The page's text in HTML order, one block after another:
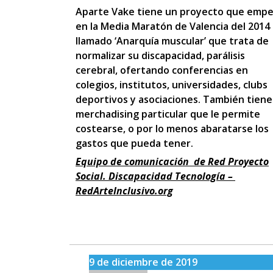
Aparte Vake tiene un proyecto que
en la Media Maratón de Valencia del 2014
llamado ‘Anarquía muscular’ que trata de
normalizar su discapacidad, parálisis
cerebral, ofertando conferencias en
colegios, institutos, universidades, clubs
deportivos y asociaciones. También
merchadising particular que le permite
costearse, o por lo menos abaratarse los
gastos que pueda tener.
Equipo de comunicación de Red Proyecto
Social. Discapacidad Tecnología –
RedArteInclusivo.org
9 de diciembre de 2019